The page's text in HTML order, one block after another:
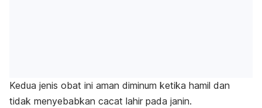
Kedua jenis obat ini aman diminum ketika hamil dan
tidak menyebabkan cacat lahir pada janin.